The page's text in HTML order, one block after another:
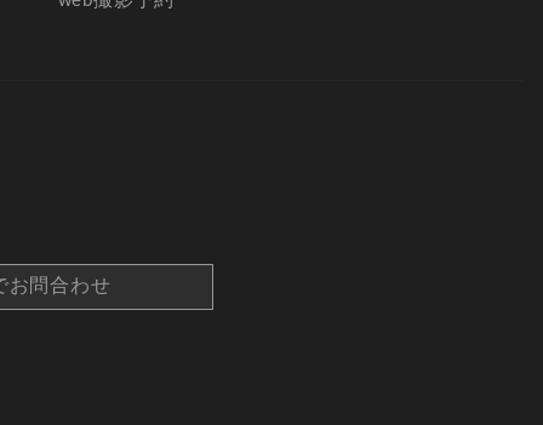
お問合わせ